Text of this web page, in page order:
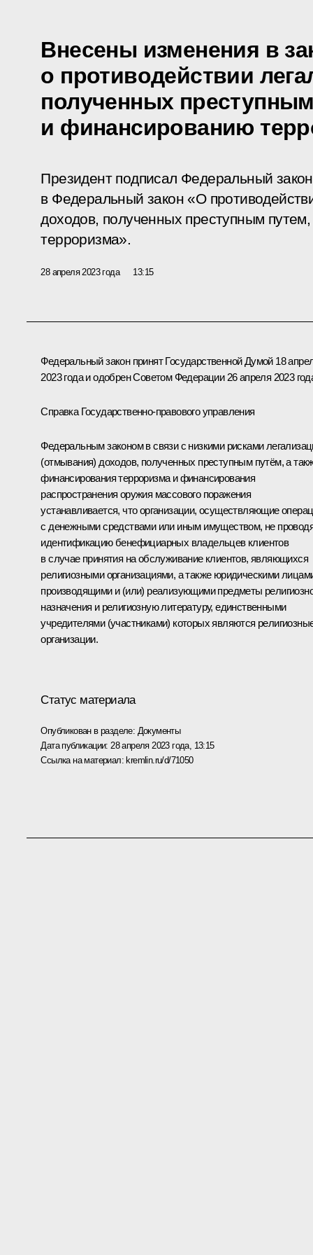
Внесены изменения в
о противодействии
полученных
и финансированию
Президент подписал Федеральный
в Федеральный закон «О
доходов, полученных преступным
терроризма».
28 апреля 2023 года 13:15
Федеральный закон принят Государственной Думой 18
2023 года и одобрен Советом Федерации 26 апреля 2023
Справка Государственно-правового управления
Федеральным законом в связи с низкими рисками
(отмывания) доходов, полученных преступным путём, а
финансирования терроризма и финансирования
распространения оружия массового поражения
устанавливается, что организации, осуществляющие
с денежными средствами или иным имуществом, не
идентификацию бенефициарных владельцев клиентов
в случае принятия на обслуживание клиентов, являющихся
религиозными организациями, а также юридическими
производящими и (или) реализующими предметы
назначения и религиозную литературу, единственными
учредителями (участниками) которых являются
организации.
Статус материала
Опубликован в разделе: Документы
Дата публикации: 28 апреля 2023 года, 13:15
Ссылка на материал: kremlin.ru/d/71050